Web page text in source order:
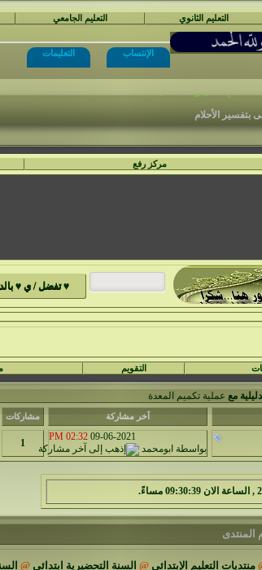
التعليم الثانوي التعليم الجامعي
الإنتساب
التعليمات
بتفسير الأحلام
مركز رفع
التقويم
مع عملية تكميم المعدة
آخر مشاركة مشاركات
09-06-2021
02:32 PM
بواسطة ابومحمد 1
المنتدى
منتديات التعليم الإبتدائي @ السنة التحضيرية ابتدائي @